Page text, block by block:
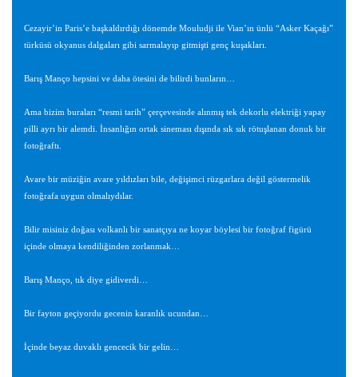
Cezayir’in Paris’e başkaldırdığı dönemde Mouludji ile Vian’ın ünlü “Asker Kaçağı”
türküsü okyanus dalgaları gibi sarmalayıp gitmişti genç kuşakları.
Barış Manço hepsini ve daha ötesini de bilirdi bunların…
Ama bizim buraları “resmi tarih” çerçevesinde alınmış tek dekorlu elektriği yapay
pilli ayrı bir alemdi. İnsanlığın ortak sineması dışında sık sık rötuşlanan donuk bir
fotoğraftı.
Avare bir müziğin avare yıldızları bile, değişimci rüzgarlara değil göstermelik
fotoğrafa uygun olmalıydılar.
Bilir misiniz doğası volkanlı bir sanatçıya ne koyar böylesi bir fotoğraf figürü
içinde olmaya kendiliğinden zorlanmak…
Barış Manço, tık diye gidiverdi…
Bir fayton geçiyordu gecenin karanlık ucundan…
İçinde beyaz duvaklı gencecik bir gelin…